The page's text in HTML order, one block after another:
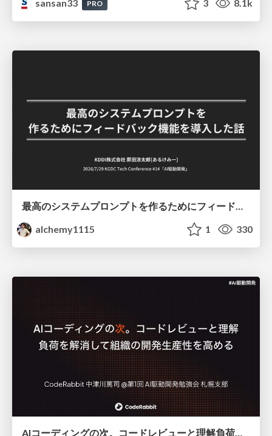
sansan33 PRO 3 8.1k
最高のシステムプロンプトを作るためにフィードバック機能を導入した話
alchemy1115
1 330